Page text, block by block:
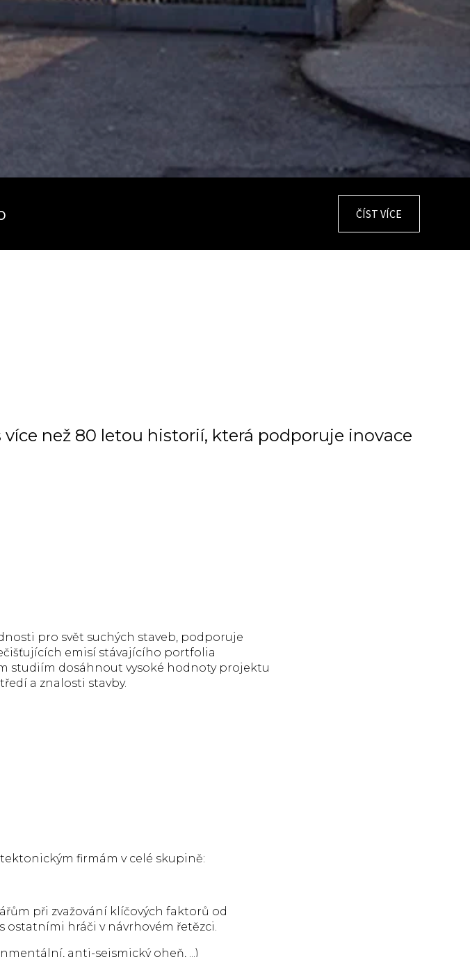
ČÍST VÍCE
než 80 letou historií, která podporuje inovace
pro svět suchých staveb, podporuje
emisí stávajícího portfolia
studiím dosáhnout vysoké hodnoty projektu
a znalosti stavby.
firmám v celé skupině:
při zvažování klíčových faktorů od
hráči v návrhovém řetězci.
anti-seismický oheň, ...)